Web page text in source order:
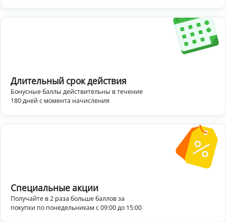
Длительный срок действия
Бонусные баллы действительны в течение
180 дней с момента начисления
Специальные акции
Получайте в 2 раза больше баллов за
покупки по понедельникам с 09:00 до 15:00